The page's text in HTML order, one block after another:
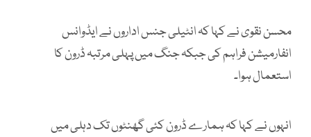
محسن نقوی نے کہا کہ انٹیلی جنس اداروں نے ایڈوانس
انفارمیشن فراہم کی جبکہ جنگ میں پہلی مرتبہ ڈرون کا
استعمال ہوا۔
انہوں نے کہا کہ ہمارے ڈرون کئی گھنٹوں تک دہلی میں